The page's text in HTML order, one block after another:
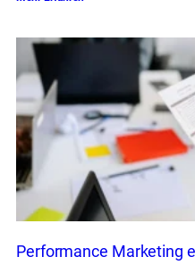
Performance Marketing